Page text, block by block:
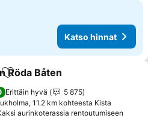
Katso hinnat
Lisää suosikkeihin
Röda Båten
Erittäin hyvä
5 875
11.2 km kohteesta Kista
aurinkoterassia rentoutumiseen